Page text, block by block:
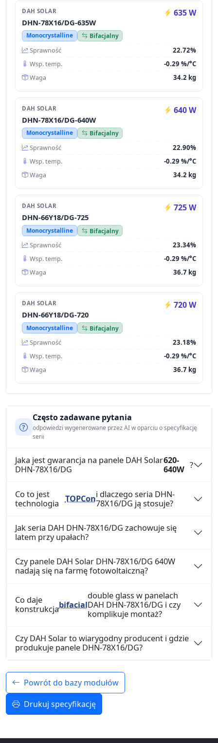
DAH SOLAR 635 W
DHN-78X16/DG-635W
Monocrystalline
Bifacjalny
Sprawność
22.72%
Wsp. temp. -0.29 %/°C
Waga 34.2 kg
DAH SOLAR 640 W
DHN-78X16/DG-640W
Monocrystalline
Bifacjalny
Sprawność
22.90%
Wsp. temp. -0.29 %/°C
Waga 34.2 kg
DAH SOLAR 725 W
DHN-66Y18/DG-725
Monocrystalline
Bifacjalny
Sprawność
23.34%
Wsp. temp. -0.29 %/°C
Waga 36.7 kg
DAH SOLAR 720 W
DHN-66Y18/DG-720
Monocrystalline
Bifacjalny
Sprawność
23.18%
Wsp. temp. -0.29 %/°C
Waga 36.7 kg
Często zadawane pytania
odpowiedzi wygenerowane przez AI w oparciu o specyfikację
serii
Jaka jest gwarancja na panele DAH Solar
DHN-78X16/DG
620-
640W ?
Co to jest
technologia
TOPConi dlaczego seria DHN-
78X16/DG ją stosuje?
Jak seria DAH DHN-78X16/DG zachowuje się
latem przy upałach?
Czy panele DAH Solar DHN-78X16/DG 640W
nadają się na farmę fotowoltaiczną?
Co daje
konstrukcjabifacial
double glass w panelach
DAH DHN-78X16/DG i czy
komplikuje montaż?
Czy DAH Solar to wiarygodny producent i gdzie
produkuje panele DHN-78X16/DG?
Powrót do bazy modułów
Drukuj specyfikację